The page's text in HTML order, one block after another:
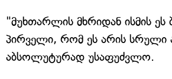
"მუხთარლის მხრიდან ისმის
პირველი, რომ ეს არის სრული
აბსოლუტურად უსაფუძვლო.